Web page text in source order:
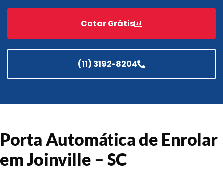
Portão de Garagem de
Enrolar em Teresópolis – RJ
Portão de Garagem de
Enrolar em São João de
Portão de Garagem de
Enrolar em Rio das Ostras –
RJ
Portão de Garagem de
Cotar Grátis
(11) 3192-8204
Porta Automática de Enrolar
em Joinville – SC